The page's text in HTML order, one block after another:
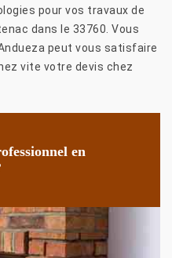
pour vos travaux de
dans le 33760. Vous
peut vous satisfaire
vite votre devis chez
en